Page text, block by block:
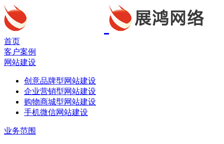
首页
客户案例
网站建设
创意品牌型网站建设
企业营销型网站建设
购物商城型网站建设
手机微信网站建设
业务范围